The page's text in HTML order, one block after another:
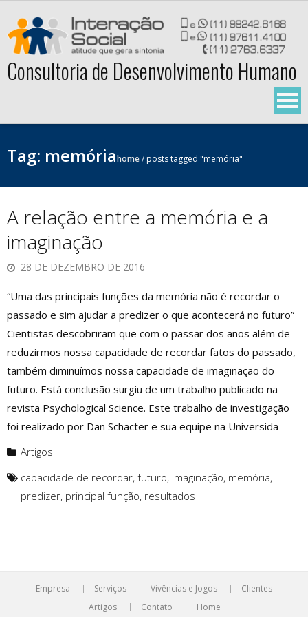
content
Consultoria de Desenvolvimento Humano
Tag: memóriahome/posts tagged "memória"
A relação entre a memória e a
imaginação
28 DE DEZEMBRO DE 2016
“Uma das principais funções da memória não é recordar o
passado e sim ajudar a predizer o que acontecerá no futuro”
Cientistas descobriram que com o passar dos anos além de
reduzirmos nossa capacidade de recordar fatos do passado,
também diminuímos nossa capacidade de imaginação do
futuro. Está conclusão surgiu de um trabalho publicado na
revista Psychological Science. Este trabalho de investigação
foi realizado por Dan Schacter e sua equipe na Universida
Artigos
capacidade de recordar, futuro, imaginação, memória,
predizer, principal função, resultados
Empresa Serviços Vivências e Jogos
Clientes
Artigos
Contato Home